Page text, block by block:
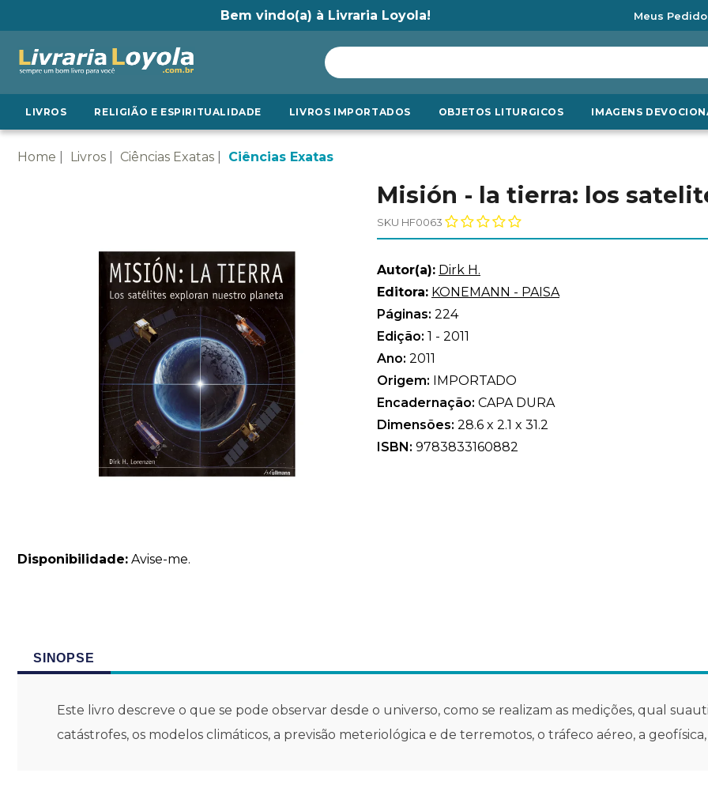
Bem vindo(a) à Livraria Loyola! Meus
LIVROS RELIGIÃO E ESPIRITUALIDADE LIVROS IMPORTADOS OBJETOS LITURGICOS IMAGENS
Home Livros Ciências Exatas Ciências Exatas
Disponibilidade: Avise-me.
Misión - la tierra: los
SKU HF0063
Autor(a): Dirk H.
Editora: KONEMANN - PAISA
Páginas: 224
Edição: 1 - 2011
Ano: 2011
Origem: IMPORTADO
Encadernação: CAPA DURA
Dimensões: 28.6 x 2.1 x 31.2
ISBN: 9783833160882
SINOPSE
Este livro descreve o que se pode observar desde o universo, como se realizam as medições, qual
catástrofes, os modelos climáticos, a previsão meteriológica e de terremotos, o tráfeco aéreo, a